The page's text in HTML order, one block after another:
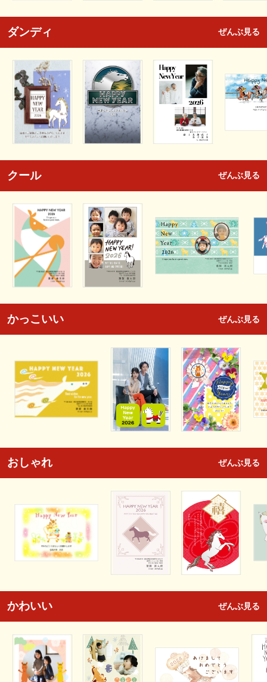
ダンディ ぜんぶ見る
クール ぜんぶ見る
かっこいい ぜんぶ見る
おしゃれ ぜんぶ見る
かわいい ぜんぶ見る